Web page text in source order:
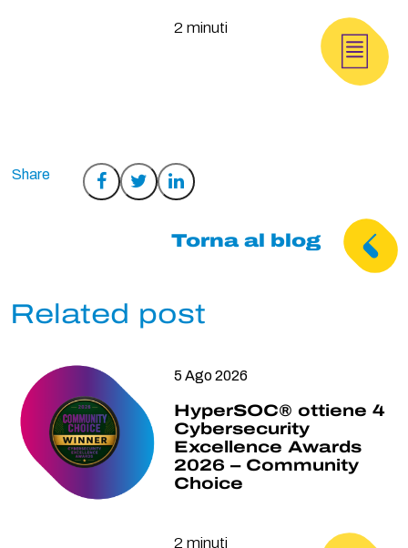
2 minuti
Condividi
CondividiCondividi
Torna al blog
Related post
5 Ago 2026
HyperSOC® ottiene 4
Cybersecurity
Excellence Awards
2026 – Community
Choice
2 minuti